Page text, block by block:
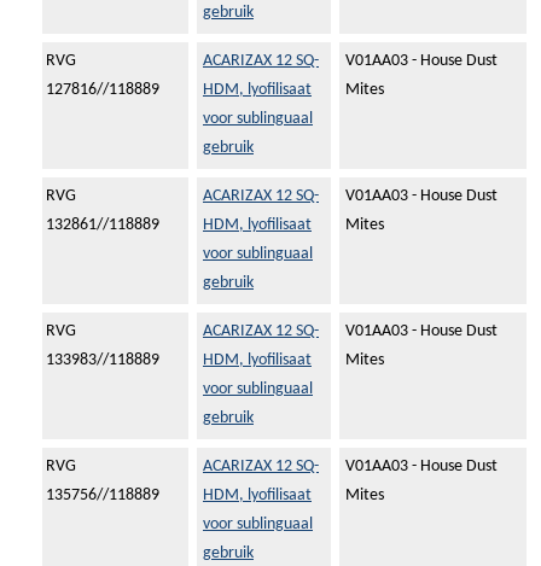
gebruik
RVG
127816//118889
ACARIZAX 12 SQ-
HDM, lyofilisaat
voor sublinguaal
gebruik
V01AA03 - House Dust
Mites
RVG
132861//118889
ACARIZAX 12 SQ-
HDM, lyofilisaat
voor sublinguaal
gebruik
V01AA03 - House Dust
Mites
RVG
133983//118889
ACARIZAX 12 SQ-
HDM, lyofilisaat
voor sublinguaal
gebruik
V01AA03 - House Dust
Mites
RVG
135756//118889
ACARIZAX 12 SQ-
HDM, lyofilisaat
voor sublinguaal
gebruik
V01AA03 - House Dust
Mites